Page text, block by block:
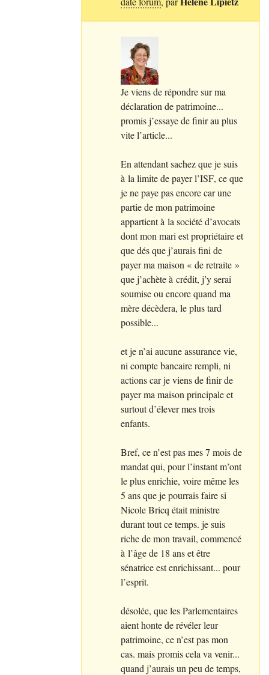
Je viens de répondre sur ma
déclaration de patrimoine...
promis j’essaye de finir au plus
vite l’article...
En attendant sachez que je suis
à la limite de payer l’ISF, ce que
je ne paye pas encore car une
partie de mon patrimoine
appartient à la société d’avocats
dont mon mari est propriétaire et
que dés que j’aurais fini de
payer ma maison « de retraite »
que j’achète à crédit, j’y serai
soumise ou encore quand ma
mère décèdera, le plus tard
possible...
et je n’ai aucune assurance vie,
ni compte bancaire rempli, ni
actions car je viens de finir de
payer ma maison principale et
surtout d’élever mes trois
enfants.
Bref, ce n’est pas mes 7 mois de
mandat qui, pour l’instant m’ont
le plus enrichie, voire même les
5 ans que je pourrais faire si
Nicole Bricq était ministre
durant tout ce temps. je suis
riche de mon travail, commencé
à l’âge de 18 ans et être
sénatrice est enrichissant... pour
l’esprit.
désolée, que les Parlementaires
aient honte de révéler leur
patrimoine, ce n’est pas mon
cas. mais promis cela va venir...
quand j’aurais un peu de temps,